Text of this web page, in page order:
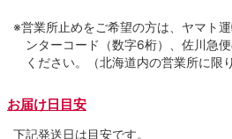
※営業所止めをご希望の方は、ヤマト
ンターコード（数字6桁）、佐川急
ください。（北海道内の営業所に限
お届け日目安
下記発送日は目安です。